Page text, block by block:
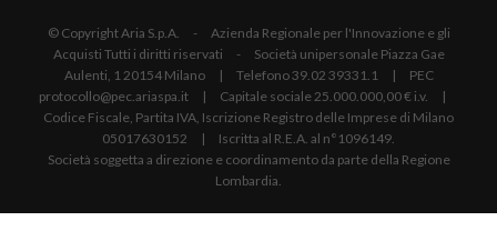
© Copyright Aria S.p.A. - Azienda Regionale per l'Innovazione e gli
Acquisti Tutti i diritti riservati - Società unipersonale Piazza Gae
Aulenti, 1 20154 Milano | Telefono 39.02 39331.1 | PEC
protocollo@pec.ariaspa.it | Capitale sociale 25.000.000,00 € i.v. |
Codice Fiscale, Partita IVA, Iscrizione Registro delle Imprese di Milano
05017630152 | Iscritta al R.E.A. al n°1096149.
Società soggetta a direzione e coordinamento da parte della Regione
Lombardia.